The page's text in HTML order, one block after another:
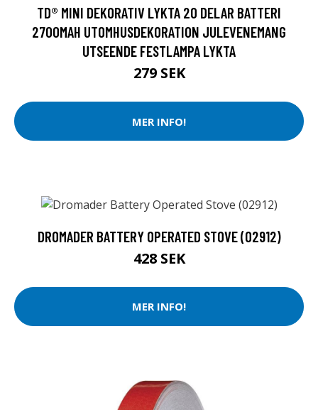
TD® MINI DEKORATIV LYKTA 20 DELAR BATTERI
2700MAH UTOMHUSDEKORATION JULEVENEMANG
UTSEENDE FESTLAMPA LYKTA
279 SEK
MER INFO!
DROMADER BATTERY OPERATED STOVE (02912)
428 SEK
MER INFO!